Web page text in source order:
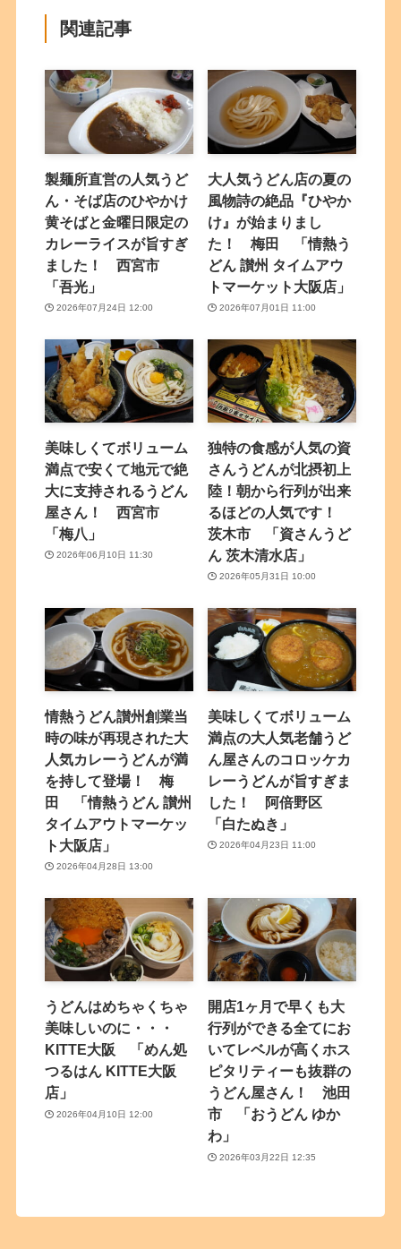
関連記事
製麺所直営の人気うど
ん・そば店のひやかけ
黄そばと金曜日限定の
カレーライスが旨すぎ
ました！ 西宮市
「吾光」
2026年07月24日 12:00
大人気うどん店の夏の
風物詩の絶品『ひやか
け』が始まりまし
た！ 梅田 「情熱う
どん 讃州 タイムアウ
トマーケット大阪店」
2026年07月01日 11:00
美味しくてボリューム
満点で安くて地元で絶
大に支持されるうどん
屋さん！ 西宮市
「梅八」
2026年06月10日 11:30
独特の食感が人気の資
さんうどんが北摂初上
陸！朝から行列が出来
るほどの人気です！
茨木市 「資さんうど
ん 茨木清水店」
2026年05月31日 10:00
情熱うどん讃州創業当
時の味が再現された大
人気カレーうどんが満
を持して登場！ 梅
田 「情熱うどん 讃州
タイムアウトマーケッ
ト大阪店」
2026年04月28日 13:00
美味しくてボリューム
満点の大人気老舗うど
ん屋さんのコロッケカ
レーうどんが旨すぎま
した！ 阿倍野区
「白たぬき」
2026年04月23日 11:00
うどんはめちゃくちゃ
美味しいのに・・・
KITTE大阪 「めん処
つるはん KITTE大阪
店」
2026年04月10日 12:00
開店1ヶ月で早くも大
行列ができる全てにお
いてレベルが高くホス
ピタリティーも抜群の
うどん屋さん！ 池田
市 「おうどん ゆか
わ」
2026年03月22日 12:35